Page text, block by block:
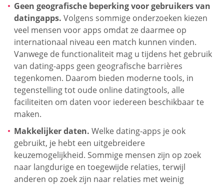
Geen geografische beperking voor gebruikers van
datingapps. Volgens sommige onderzoeken kiezen
veel mensen voor apps omdat ze daarmee op
internationaal niveau een match kunnen vinden.
Vanwege de functionaliteit mag u tijdens het gebruik
van dating-apps geen geografische barrières
tegenkomen. Daarom bieden moderne tools, in
tegenstelling tot oude online datingtools, alle
faciliteiten om daten voor iedereen beschikbaar te
maken.
Makkelijker daten. Welke dating-apps je ook
gebruikt, je hebt een uitgebreidere
keuzemogelijkheid. Sommige mensen zijn op zoek
naar langdurige en toegewijde relaties, terwijl
anderen op zoek zijn naar relaties met weinig